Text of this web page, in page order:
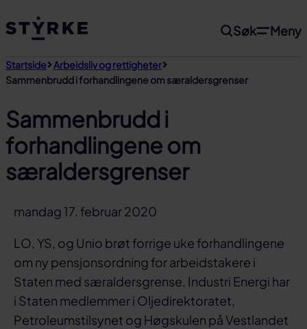
til
Søk Meny
Startside Arbeidsliv og rettigheter
Sammenbrudd i forhandlingene om særaldersgrenser
Sammenbrudd i
forhandlingene om
særaldersgrenser
mandag 17. februar 2020
LO, YS, og Unio brøt forrige uke forhandlingene
om ny pensjonsordning for arbeidstakere i
Staten med særaldersgrense. Industri Energi har
i Staten medlemmer i Oljedirektoratet,
Petroleumstilsynet og Høgskulen på Vestlandet